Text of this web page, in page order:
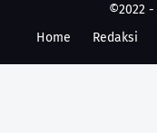
©2022 -
Home
Redaksi